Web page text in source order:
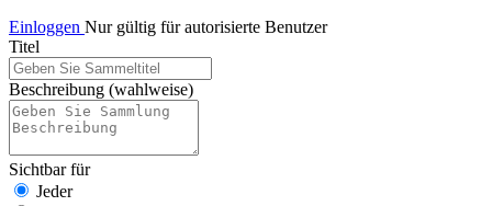
Einloggen Nur gültig für autorisierte Benutzer
Titel
Beschreibung (wahlweise)
Sichtbar für
Jeder